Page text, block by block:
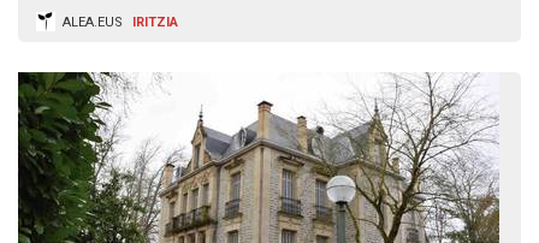
ALEA.EUS IRITZIA